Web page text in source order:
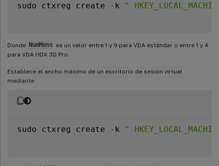
sudo ctxreg create - k "
Donde NumMons es un valor entre 1 y 9 para VDA estándar o entre 1 y 4
para VDA HDX 3D Pro.
Establece el ancho máximo de un escritorio de sesión virtual
mediante:
sudo ctxreg create - k "